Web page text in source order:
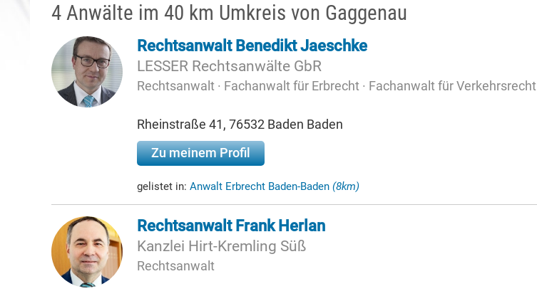
4 Anwälte im 40 km Umkreis von Gaggenau
Rechtsanwalt Benedikt Jaeschke
LESSER Rechtsanwälte GbR
Rechtsanwalt · Fachanwalt für Erbrecht · Fachanwalt für Verkehrsrecht
Rheinstraße 41, 76532 Baden Baden
Zu meinem Profil
gelistet in: Anwalt Erbrecht Baden-Baden (8km)
Rechtsanwalt Frank Herlan
Kanzlei Hirt-Kremling Süß
Rechtsanwalt